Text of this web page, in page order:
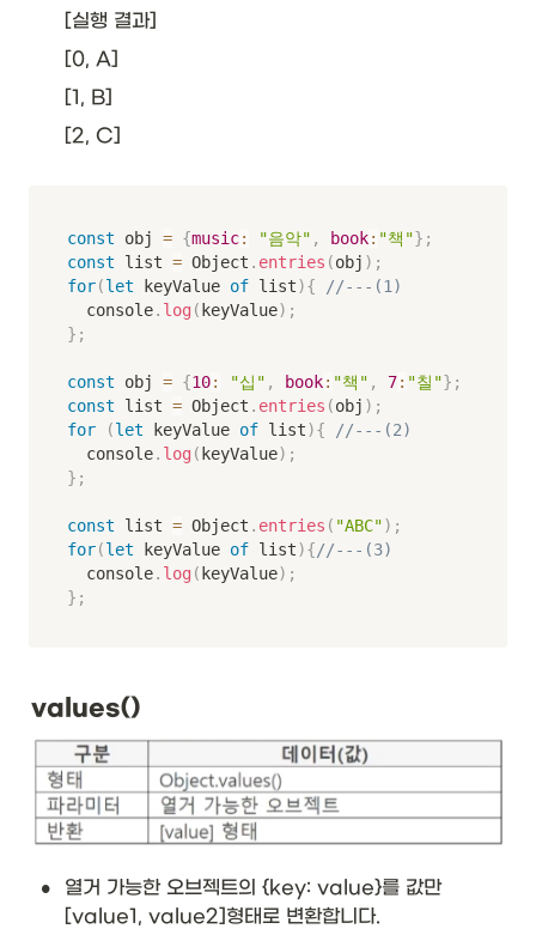
[실행 결과]
[0, A]
[1, B]
[2, C]
const obj = {music: "음악" , book: "책"} ;
const list = Object . entries (obj ) ;
for(let keyValue of list){
//---(1)
	console
. log ( keyValue) ;
} ;
const obj = {10: "십" , book: "책" , 7: "칠"} ;
const list = Object . entries (obj ) ;
for
(let keyValue of list){
//---(2)
	console
. log ( keyValue) ;
} ;
const list = Object . entries ( "ABC") ;
for(let keyValue of list){//---(3)
	console
. log ( keyValue) ;
} ;
values()
•
열거 가능한 오브젝트의 {key: value}를 값만
[value1, value2]형태로 변환합니다.